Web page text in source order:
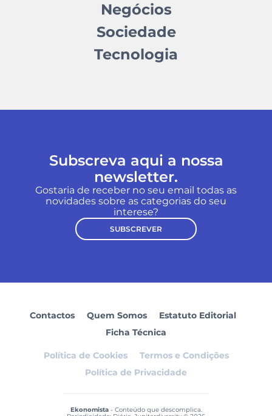
Negócios
Sociedade
Tecnologia
Subscreva aqui a nossa
newsletter.
Gostaria de receber no seu email todas as
novidades sobre as categorias do seu
interese?
SUBSCREVER
Contactos Quem Somos
Estatuto Editorial
Ficha Técnica
Política de Cookies
Termos e Condições
Política de Privacidade
Ekonomista- Conteúdo que descomplica.